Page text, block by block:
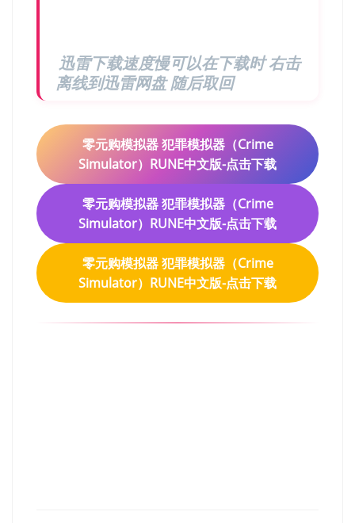
迅雷下载速度慢可以在下载时 右击
离线到迅雷网盘 随后取回
零元购模拟器 犯罪模拟器（Crime
Simulator）RUNE中文版-点击下载
零元购模拟器 犯罪模拟器（Crime
Simulator）RUNE中文版-点击下载
零元购模拟器 犯罪模拟器（Crime
Simulator）RUNE中文版-点击下载